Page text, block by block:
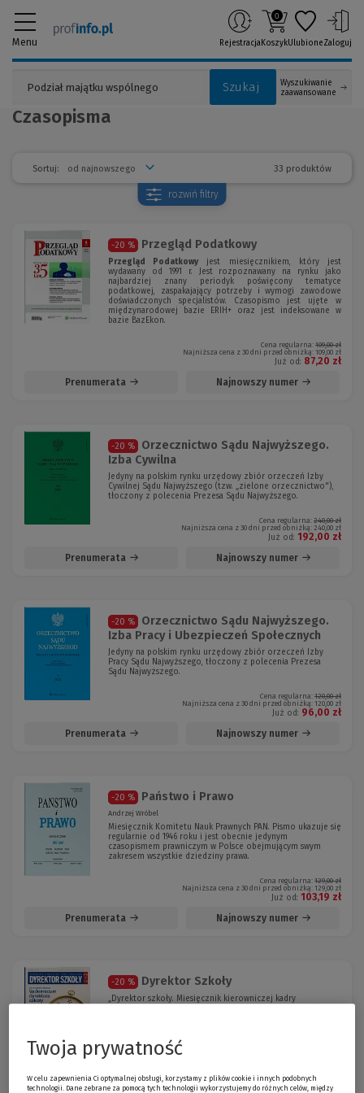
Menu
Szukaj
Wyszukiwanie
zaawansowane
Rejestracja
0
KoszykUlubioneZaloguj
Czasopisma
Sortuj: 33 produktów
rozwiń filtry
-20 % Przegląd Podatkowy
Przegląd Podatkowy jest miesięcznikiem, który jest
wydawany od 1991 r. Jest rozpoznawany na rynku jako
najbardziej znany periodyk poświęcony tematyce
podatkowej, zaspakajający potrzeby i wymogi zawodowe
doświadczonych specjalistów. Czasopismo jest ujęte w
międzynarodowej bazie ERIH+ oraz jest indeksowane w
bazie BazEkon.
Cena regularna: 109,00 zł
Najniższa cena z 30 dni przed obniżką: 109,00 zł
Już od: 87,20 zł
Prenumerata
Najnowszy numer
-20 %
Orzecznictwo Sądu Najwyższego.
Izba Cywilna
Jedyny na polskim rynku urzędowy zbiór orzeczeń Izby
Cywilnej Sądu Najwyższego (tzw. „zielone orzecznictwo"),
tłoczony z polecenia Prezesa Sądu Najwyższego.
Cena regularna: 240,00 zł
Najniższa cena z 30 dni przed obniżką: 240,00 zł
Już od: 192,00 zł
Prenumerata
Najnowszy numer
-20 %
Orzecznictwo Sądu Najwyższego.
Izba Pracy i Ubezpieczeń Społecznych
Jedyny na polskim rynku urzędowy zbiór orzeczeń Izby
Pracy Sądu Najwyższego, tłoczony z polecenia Prezesa
Sądu Najwyższego.
Cena regularna: 120,00 zł
Najniższa cena z 30 dni przed obniżką: 120,00 zł
Już od: 96,00 zł
Prenumerata
Najnowszy numer
-20 % Państwo i Prawo
Andrzej Wróbel
Miesięcznik Komitetu Nauk Prawnych PAN. Pismo ukazuje się
regularnie od 1946 roku i jest obecnie jedynym
czasopismem prawniczym w Polsce obejmującym swym
zakresem wszystkie dziedziny prawa.
Cena regularna: 129,00 zł
Najniższa cena z 30 dni przed obniżką: 129,00 zł
Już od: 103,19 zł
Prenumerata
Najnowszy numer
-20 % Dyrektor Szkoły
„Dyrektor szkoły. Miesięcznik kierowniczej kadry
innych placówek oświatowych z całego kraju.
Już od:94,40 zł
Twoja prywatność
W celu zapewnienia Ci optymalnej obsługi, korzystamy z plików cookie i innych podobnych
technologii. Dane zebrane za pomocą tych technologii wykorzystujemy do różnych celów, między